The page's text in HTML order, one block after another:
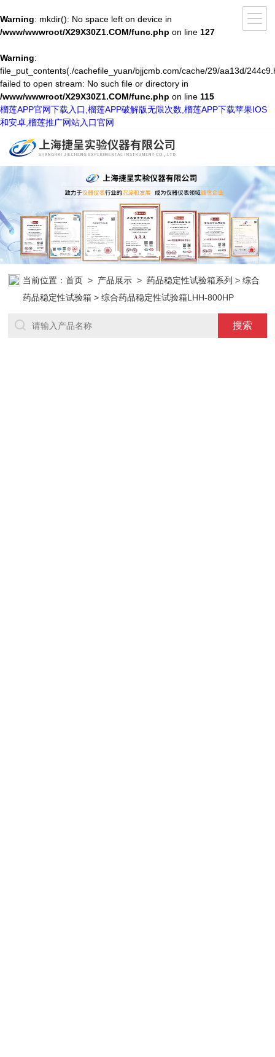
Warning: mkdir(): No space left on device in
/www/wwwroot/X29X30Z1.COM/func.php on line 127
Warning:
file_put_contents(./cachefile_yuan/bjjcmb.com/cache/29/aa13d/
failed to open stream: No such file or directory in
/www/wwwroot/X29X30Z1.COM/func.php on line 115
榴莲APP官网下载入口,榴莲APP破解版无限次数,榴莲APP下载苹果IOS
和安卓,榴莲推广网站入口官网
当前位置：首页 > 产品展示 >药品稳定性试验箱系列 >综合
药品稳定性试验箱 > 综合药品稳定性试验箱LHH-800HP